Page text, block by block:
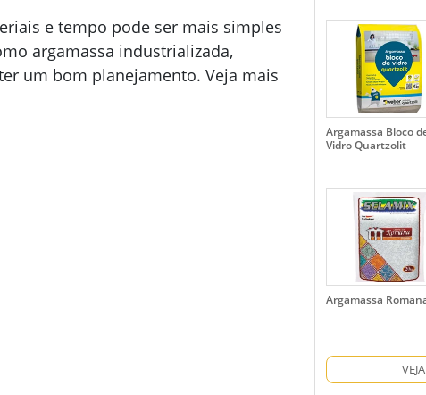
e tempo pode ser mais simples
argamassa industrializada,
um bom planejamento. Veja mais
Argamassa Bloco
Vidro Quartzolit
Argamassa